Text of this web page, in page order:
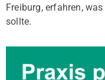
Freiburg, erfahren,
sollte.